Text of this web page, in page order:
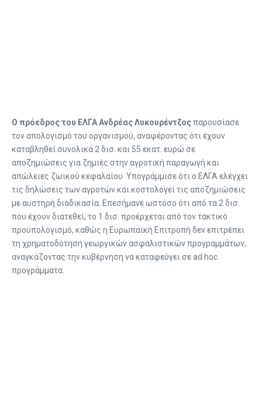
Ο πρόεδρος του ΕΛΓΑ Ανδρέας Λυκουρέντζοςπαρουσίασε
τον απολογισμό του οργανισμού, αναφέροντας ότι έχουν
καταβληθεί συνολικά 2 δισ. και 55 εκατ. ευρώ σε
αποζημιώσεις για ζημιές στην αγροτική παραγωγή και
απώλειες ζωικού κεφαλαίου. Υπογράμμισε ότι ο ΕΛΓΑ ελέγχει
τις δηλώσεις των αγροτών και κοστολογεί τις αποζημιώσεις
με αυστηρή διαδικασία. Επεσήμανε ωστόσο ότι από τα 2 δισ.
που έχουν διατεθεί, το 1 δισ. προέρχεται από τον τακτικό
προϋπολογισμό, καθώς η Ευρωπαϊκή Επιτροπή δεν επιτρέπει
τη χρηματοδότηση γεωργικών ασφαλιστικών προγραμμάτων,
αναγκάζοντας την κυβέρνηση να καταφεύγει σε ad hoc
προγράμματα.